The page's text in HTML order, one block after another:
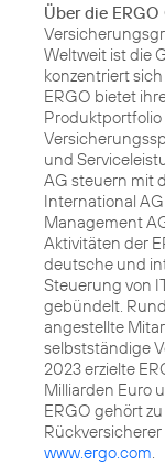
Über die
Weltweit ist die
konzentriert
ERGO bietet
und
AG steuern mit
International
Management
Aktivitäten der
deutsche und
Steuerung von
gebündelt.
angestellte
selbstständige
2023 erzielte
Milliarden Euro
ERGO gehört
www.ergo.com